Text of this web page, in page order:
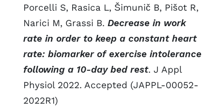
Porcelli S, Rasica L, Šimunič B, Pišot R,
Narici M, Grassi B. Decrease in work
rate in order to keep a constant heart
rate: biomarker of exercise intolerance
following a 10-day bed rest. J Appl
Physiol 2022. Accepted (JAPPL-00052-
2022R1)